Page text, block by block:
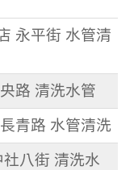
永平街 水管清
路 清洗水管
青路 水管清洗
八街 清洗水